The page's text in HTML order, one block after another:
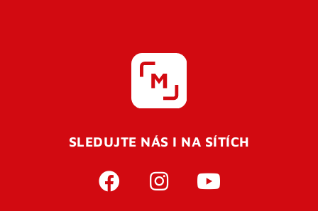
SLEDUJTE NÁS I NA SÍTÍCH